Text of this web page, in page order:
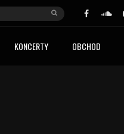
KONCERTY OBCHOD